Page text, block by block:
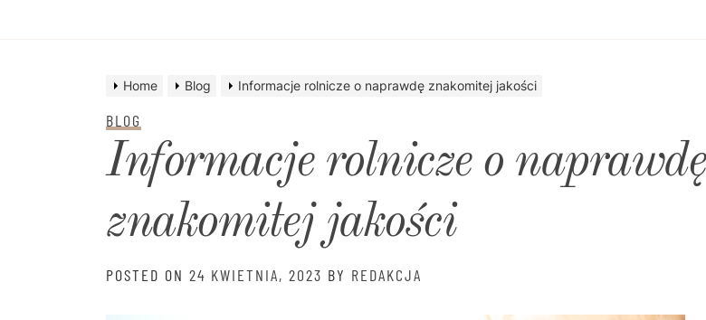
Home Blog Informacje rolnicze o naprawdę znakomitej jakości
BLOG
Informacje rolnicze o naprawdę
znakomitej jakości
POSTED ON 24 KWIETNIA, 2023 BY REDAKCJA